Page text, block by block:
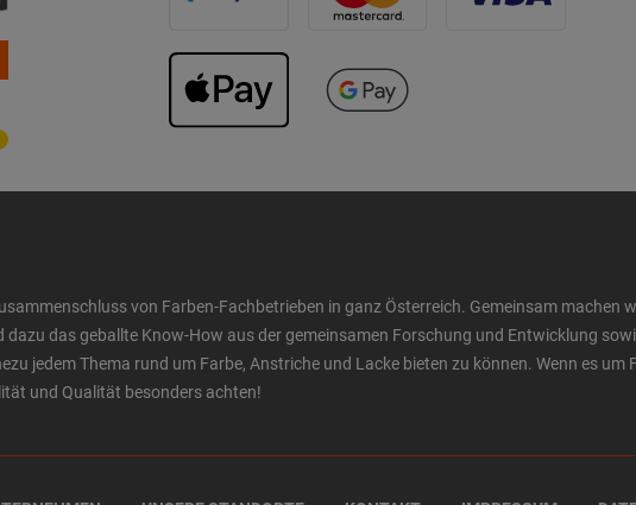
von Farben-Fachbetrieben in ganz Österreich. Gemeinsam machen
dazu das geballte Know-How aus der gemeinsamen Forschung und Entwicklung
jedem Thema rund um Farbe, Anstriche und Lacke bieten zu können. Wenn es um
und Qualität besonders achten!